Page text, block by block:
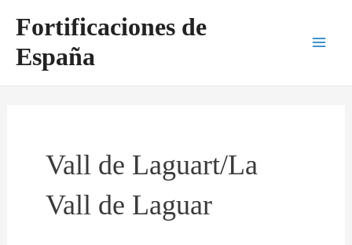
contenido
Fortificaciones de
España
Vall de Laguart/La
Vall de Laguar